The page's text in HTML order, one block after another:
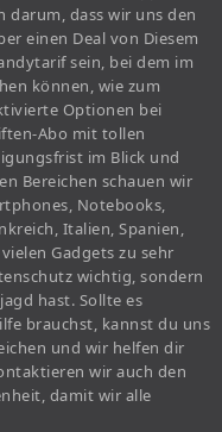
darum, dass wir uns den
einen Deal von Diesem
sein, bei dem im
können, wie zum
Optionen bei
Abo mit tollen
im Blick und
Bereichen schauen wir
Notebooks,
Italien, Spanien,
Gadgets zu sehr
wichtig, sondern
hast. Sollte es
brauchst, kannst du uns
und wir helfen dir
wir auch den
damit wir alle